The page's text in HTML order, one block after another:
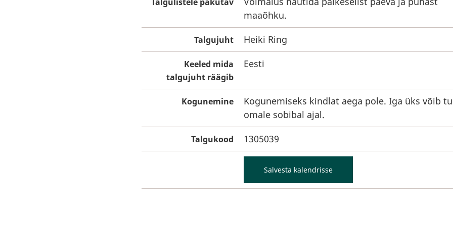
maaõhku.
Talgujuht Heiki Ring
Keeled mida
talgujuht räägib
Eesti
Kogunemine
Kogunemiseks kindlat aega pole. Iga üks võib
omale sobibal ajal.
Talgukood 1305039
Salvesta kalendrisse